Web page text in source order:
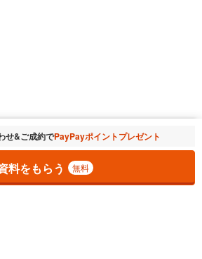
ました。 一覧を開く
せ&ご成約でPayPayポイントプレゼント
料をもらう 無料